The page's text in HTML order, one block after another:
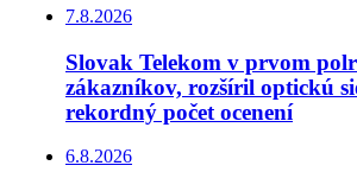
7.8.2026
Slovak Telekom v prvom
zákazníkov, rozšíril optickú
rekordný počet ocenení
6.8.2026